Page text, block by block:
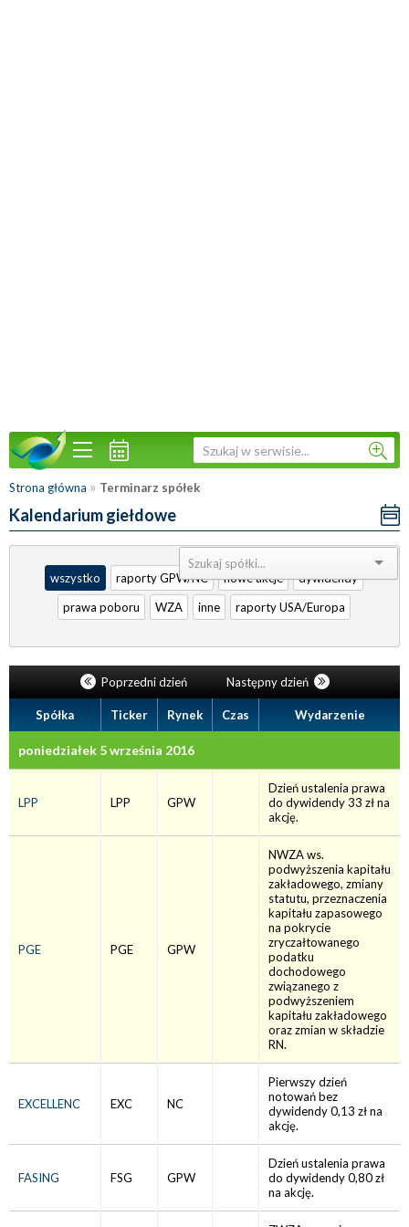
Strona główna » Terminarz spółek
Kalendarium giełdowe
Sortuj:
wszystko
raporty GPW/NC nowe akcje
dywidendy
prawa poboru
WZA inne raporty USA/Europa
Poprzedni dzień Następny dzień
Spółka Ticker Rynek Czas Wydarzenie
poniedziałek 5 września 2016
LPP LPP GPW
Dzień ustalenia prawa
do dywidendy 33 zł na
akcję.
PGE PGE GPW
NWZA ws.
podwyższenia kapitału
zakładowego, zmiany
statutu, przeznaczenia
kapitału zapasowego
na pokrycie
zryczałtowanego
podatku
dochodowego
związanego z
podwyższeniem
kapitału zakładowego
oraz zmian w składzie
RN.
EXCELLENC EXC NC
Pierwszy dzień
notowań bez
dywidendy 0,13 zł na
akcję.
FASING FSG GPW
Dzień ustalenia prawa
do dywidendy 0,80 zł
na akcję.